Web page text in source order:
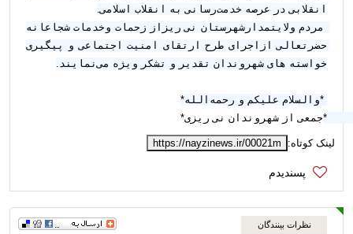
انقلابی در عرصه خدمت‌رسانی به انقلاب اسلامی.
خواسته هاى شهروندان تقدیر و تشکر ویژه می‌نمایند.
*جمعی از شهروندان نى ريزى*
لینک کوتاه: https://nayzinews.ir/00021m
نظرات بینندگان